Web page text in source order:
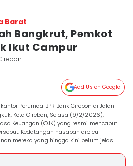
Barat
Bangkrut, Pemkot
Ikut Campur
Add Us on Google
Perumda BPR Bank Cirebon di Jalan
Kota Cirebon, Selasa (9/2/2026),
Keuangan (OJK) yang resmi mencabut
Kedatangan nasabah dipicu
mereka yang hingga kini belum jelas